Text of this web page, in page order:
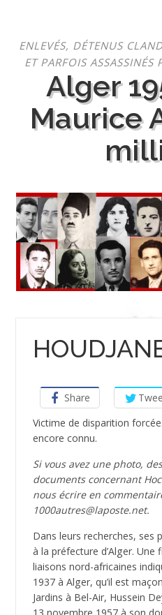
contenu
ENLEVÉS, DÉTENUS
ET PARFOIS ASSASSINÉS
Alger
Maurice
Share
Victime de disparition
encore connu.
Si vous avez une photo,
documents concernant
nous écrire en
1000autres@laposte.net.
Dans leurs recherches, ses
à la préfecture d’Alger. Une
liaisons nord-africaines
1937 à Alger, qu’il est
Jardins à Bel-Air, Hussein